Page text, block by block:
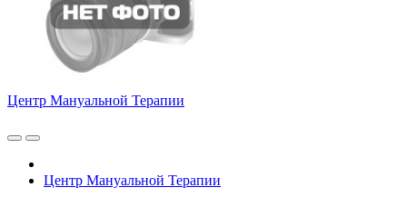
Центр Мануальной Терапии
Центр Мануальной Терапии